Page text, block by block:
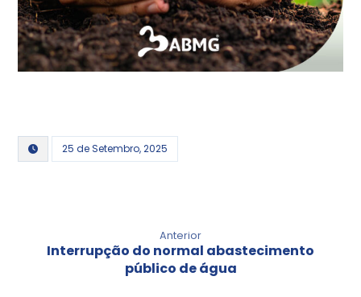
25 de Setembro, 2025
Anterior
Interrupção do normal abastecimento
público de água